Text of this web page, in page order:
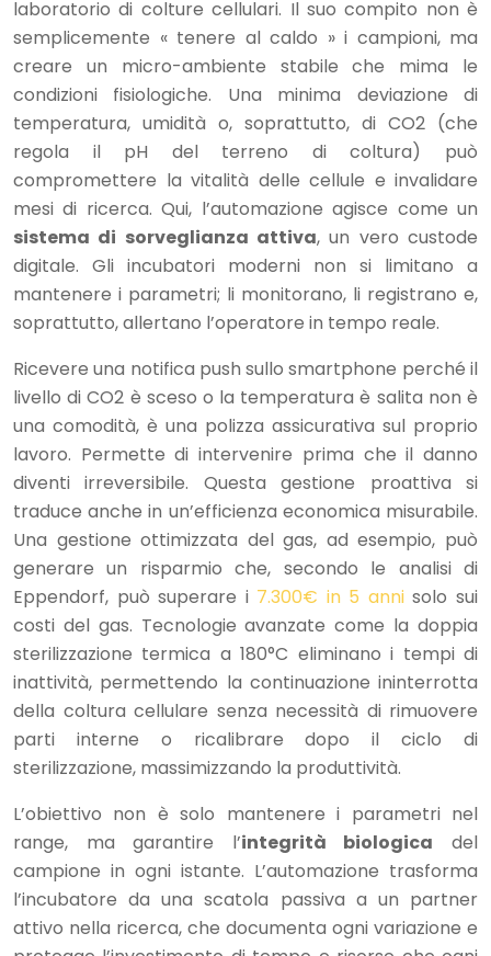
laboratorio di colture cellulari. Il suo compito non è
semplicemente « tenere al caldo » i campioni, ma
creare un micro-ambiente stabile che mima le
condizioni fisiologiche. Una minima deviazione di
temperatura, umidità o, soprattutto, di CO2 (che
regola il pH del terreno di coltura) può
compromettere la vitalità delle cellule e invalidare
mesi di ricerca. Qui, l’automazione agisce come un
sistema di sorveglianza attiva, un vero custode
digitale. Gli incubatori moderni non si limitano a
mantenere i parametri; li monitorano, li registrano e,
soprattutto, allertano l’operatore in tempo reale.
Ricevere una notifica push sullo smartphone perché il
livello di CO2 è sceso o la temperatura è salita non è
una comodità, è una polizza assicurativa sul proprio
lavoro. Permette di intervenire prima che il danno
diventi irreversibile. Questa gestione proattiva si
traduce anche in un’efficienza economica misurabile.
Una gestione ottimizzata del gas, ad esempio, può
generare un risparmio che, secondo le analisi di
Eppendorf, può superare i 7.300€ in 5 annisolo sui
costi del gas. Tecnologie avanzate come la doppia
sterilizzazione termica a 180°C eliminano i tempi di
inattività, permettendo la continuazione ininterrotta
della coltura cellulare senza necessità di rimuovere
parti interne o ricalibrare dopo il ciclo di
sterilizzazione, massimizzando la produttività.
L’obiettivo non è solo mantenere i parametri nel
range, ma garantire l’integrità biologica del
campione in ogni istante. L’automazione trasforma
l’incubatore da una scatola passiva a un partner
attivo nella ricerca, che documenta ogni variazione e